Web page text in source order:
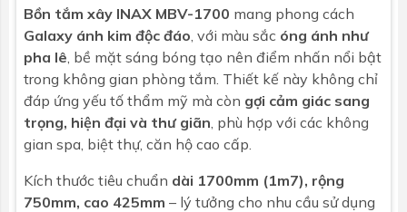
Bồn tắm xây INAX MBV-1700 mang phong cách
Galaxy ánh kim độc đáo , với màu sắc óng ánh như
pha lê , bề mặt sáng bóng tạo nên điểm nhấn nổi bật
trong không gian phòng tắm. Thiết kế này không chỉ
đáp ứng yếu tố thẩm mỹ mà còn gợi cảm giác sang
trọng, hiện đại và thư giãn , phù hợp với các không
gian spa, biệt thự, căn hộ cao cấp.
Kích thước tiêu chuẩn dài 1700mm (1m7), rộng
750mm, cao 425mm – lý tưởng cho nhu cầu sử dụng